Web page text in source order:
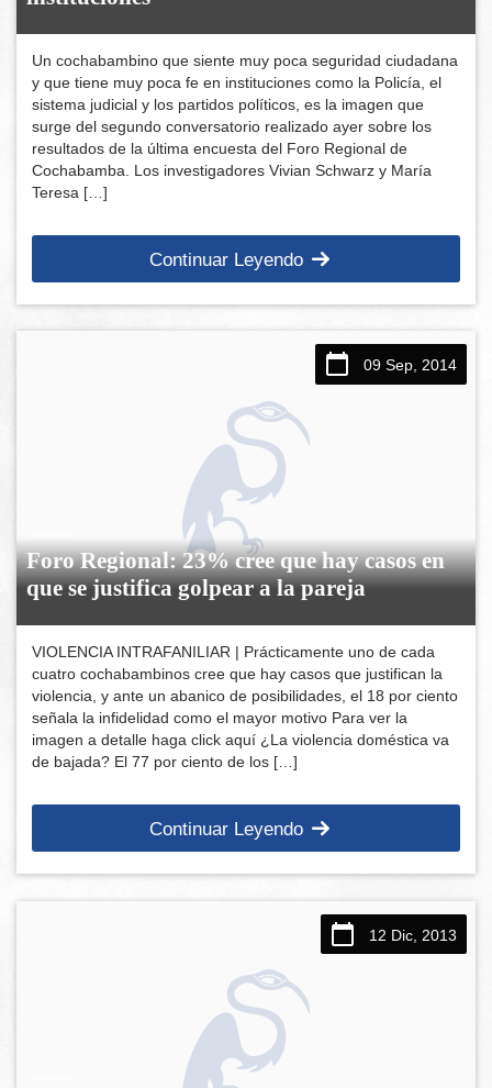
Un cochabambino que siente muy poca seguridad ciudadana
y que tiene muy poca fe en instituciones como la Policía, el
sistema judicial y los partidos políticos, es la imagen que
surge del segundo conversatorio realizado ayer sobre los
resultados de la última encuesta del Foro Regional de
Cochabamba. Los investigadores Vivian Schwarz y María
Teresa […]
Continuar Leyendo
09 Sep, 2014
Foro Regional: 23% cree que hay casos en
que se justifica golpear a la pareja
VIOLENCIA INTRAFANILIAR | Prácticamente uno de cada
cuatro cochabambinos cree que hay casos que justifican la
violencia, y ante un abanico de posibilidades, el 18 por ciento
señala la infidelidad como el mayor motivo Para ver la
imagen a detalle haga click aquí ¿La violencia doméstica va
de bajada? El 77 por ciento de los […]
Continuar Leyendo
12 Dic, 2013